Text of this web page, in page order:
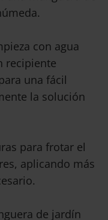
con agua
recipiente
una fácil
la solución
para frotar el
aplicando más
de jardín